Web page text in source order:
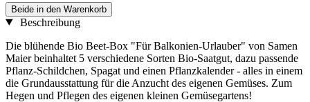
Beide in den Warenkorb
Beschreibung
Die blühende Bio Beet-Box "Für Balkonien-Urlauber" von Samen
Maier beinhaltet 5 verschiedene Sorten Bio-Saatgut, dazu passende
Pflanz-Schildchen, Spagat und einen Pflanzkalender - alles in einem
die Grundausstattung für die Anzucht des eigenen Gemüses. Zum
Hegen und Pflegen des eigenen kleinen Gemüsegartens!